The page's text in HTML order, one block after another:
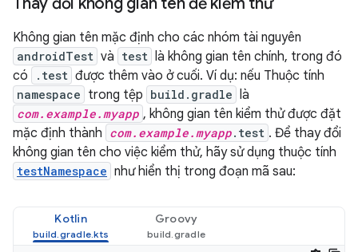
Không gian tên mặc định cho các nhóm tài nguyên
androidTest và test là không gian tên chính, trong đó
có
.test được thêm vào ở cuối. Ví dụ: nếu Thuộc tính
namespace trong tệp build.gradle là
com.example.myapp , không gian tên kiểm thử được đặt
mặc định thành com.example.myapp.test . Để thay đổi
không gian tên cho việc kiểm thử, hãy sử dụng thuộc tính
testNamespace như hiển thị trong đoạn mã sau:
Kotlin Groovy